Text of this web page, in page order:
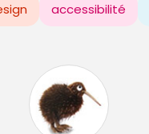
accessibilité